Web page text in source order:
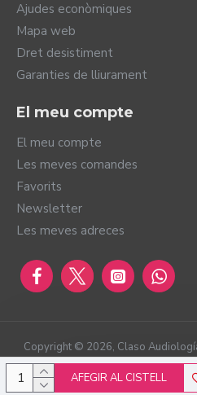
AFEGIR AL CISTELL
Ajudes econòmiques
Mapa web
Dret desistiment
Garanties de lliurament
El meu compte
El meu compte
Les meves comandes
Favorits
Newsletter
Les meves adreces
Copyright © 2026, Claso